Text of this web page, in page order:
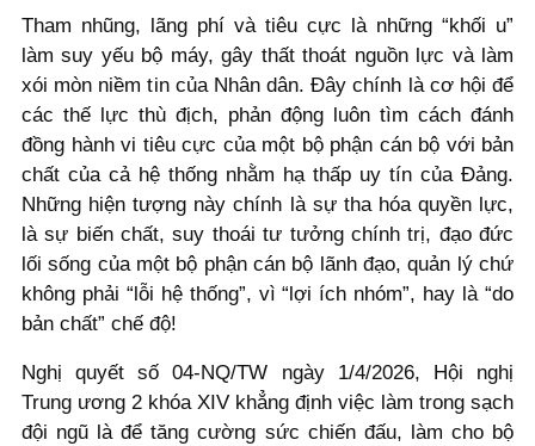
Tham nhũng, lãng phí và tiêu cực là những “khối u”
làm suy yếu bộ máy, gây thất thoát nguồn lực và làm
xói mòn niềm tin của Nhân dân. Đây chính là cơ hội để
các thế lực thù địch, phản động luôn tìm cách đánh
đồng hành vi tiêu cực của một bộ phận cán bộ với bản
chất của cả hệ thống nhằm hạ thấp uy tín của Đảng.
Những hiện tượng này chính là sự tha hóa quyền lực,
là sự biến chất, suy thoái tư tưởng chính trị, đạo đức
lối sống của một bộ phận cán bộ lãnh đạo, quản lý chứ
không phải “lỗi hệ thống”, vì “lợi ích nhóm”, hay là “do
bản chất” chế độ!
Nghị quyết số 04-NQ/TW ngày 1/4/2026, Hội nghị
Trung ương 2 khóa XIV khẳng định việc làm trong sạch
đội ngũ là để tăng cường sức chiến đấu, làm cho bộ